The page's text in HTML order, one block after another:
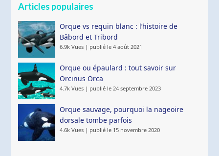
Articles populaires
Orque vs requin blanc : l’histoire de
Bâbord et Tribord
6.9k Vues | publié le 4 août 2021
Orque ou épaulard : tout savoir sur
Orcinus Orca
4.7k Vues | publié le 24 septembre 2023
Orque sauvage, pourquoi la nageoire
dorsale tombe parfois
4.6k Vues | publié le 15 novembre 2020